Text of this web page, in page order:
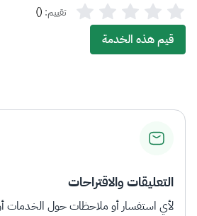
تقييم: (
)
قيم هذه الخدمة
التعليقات والاقتراحات
لأي استفسار أو ملاحظات حول الخدمات